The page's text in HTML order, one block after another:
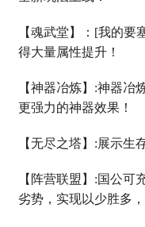
【魂武堂】： [我的要
得大量属性提升！
【神器冶炼】 :神器冶
更强力的神器效果！
【无尽之塔】 :展示生
【阵营联盟】 :国公可
劣势，实现以少胜多